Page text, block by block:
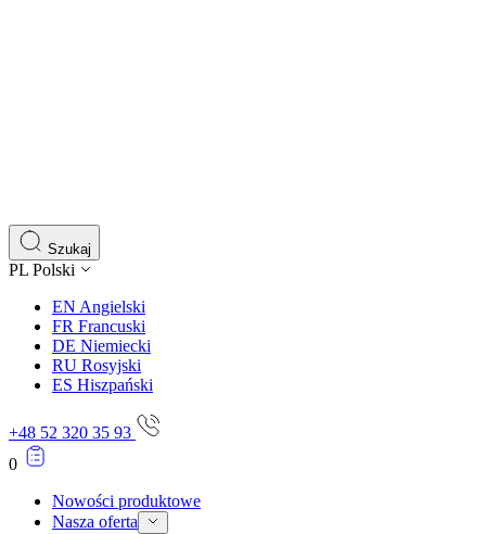
Szukaj
PL Polski
EN Angielski
FR Francuski
DE Niemiecki
RU Rosyjski
ES Hiszpański
+48 52 320 35 93
0
Nowości produktowe
Nasza oferta